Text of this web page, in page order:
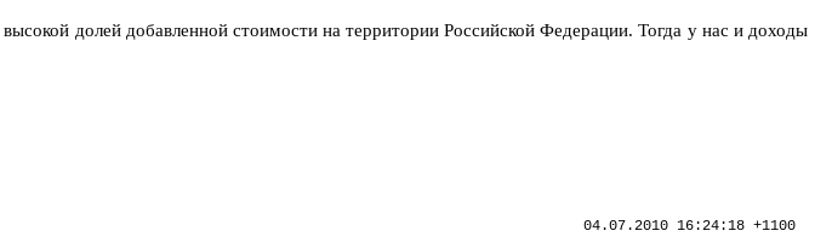
долей добавленной стоимости на территории Российской Федерации. Тогда у нас и доходы
04.07.2010 16:24:18 +1100